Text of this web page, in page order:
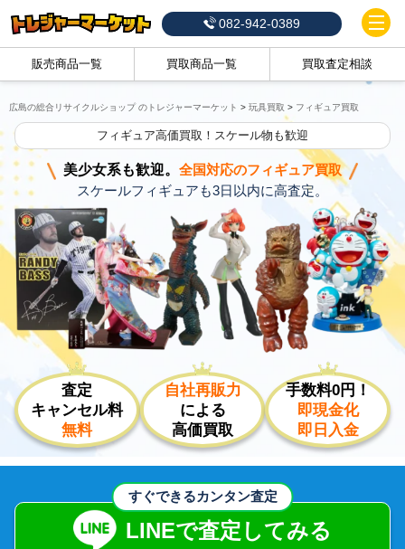
082-942-0389
販売商品一覧 買取商品一覧 買取査定相談
広島の総合リサイクルショップ のトレジャーマーケット > 玩具買取 > フィギュア買取
フィギュア高価買取！スケール物も歓迎
美少女系も歓迎。全国対応のフィギュア買取
スケールフィギュアも3日以内に高査定。
査定
キャンセル料
無料
自社再販力
による
高価買取
手数料0円！
即現金化
即日入金
すぐできるカンタン査定
LINEで査定してみる